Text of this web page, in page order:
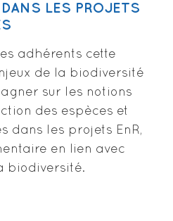
LES PROJETS
adhérents cette
de la biodiversité
sur les notions
des espèces et
dans les projets EnR,
en lien avec
biodiversité.